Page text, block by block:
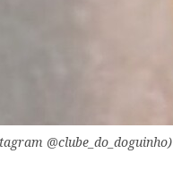
@clube_do_doguinho)